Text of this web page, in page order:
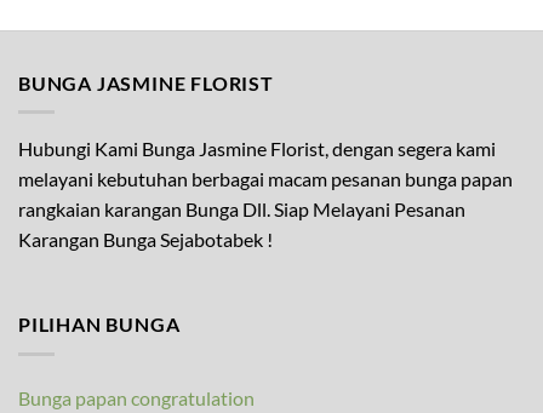
BUNGA JASMINE FLORIST
Hubungi Kami Bunga Jasmine Florist, dengan segera kami
melayani kebutuhan berbagai macam pesanan bunga papan
rangkaian karangan Bunga Dll. Siap Melayani Pesanan
Karangan Bunga Sejabotabek !
PILIHAN BUNGA
Bunga papan congratulation